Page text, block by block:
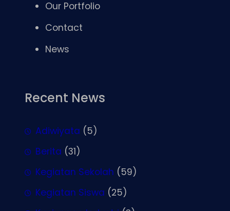
Our Portfolio
Contact
News
Recent News
Adiwiyata (5)
Berita (31)
Kegiatan Sekolah (59)
Kegiatan Siswa (25)